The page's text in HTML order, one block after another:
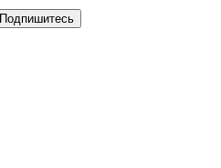
Подпишитесь